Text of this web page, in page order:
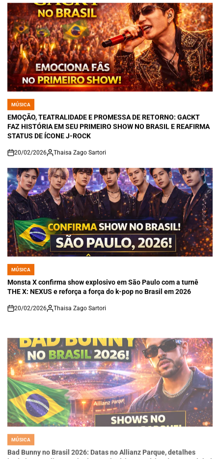
POSTED
IN
MÚSICA
EMOÇÃO, TEATRALIDADE E PROMESSA DE RETORNO: GACKT
FAZ HISTÓRIA EM SEU PRIMEIRO SHOW NO BRASIL E REAFIRMA
STATUS DE ÍCONE J-ROCK
on
20/02/2026 Thaisa Zago Sartori
POSTED
IN
MÚSICA
Monsta X confirma show explosivo em São Paulo com a turnê
THE X: NEXUS e reforça a força do k-pop no Brasil em 2026
on
20/02/2026 Thaisa Zago Sartori
POSTED
IN
MÚSICA
Bad Bunny no Brasil 2026: Datas no Allianz Parque, detalhes
logísticos, setlist provável e a trajetória meteórica do astro global
do reggaeton